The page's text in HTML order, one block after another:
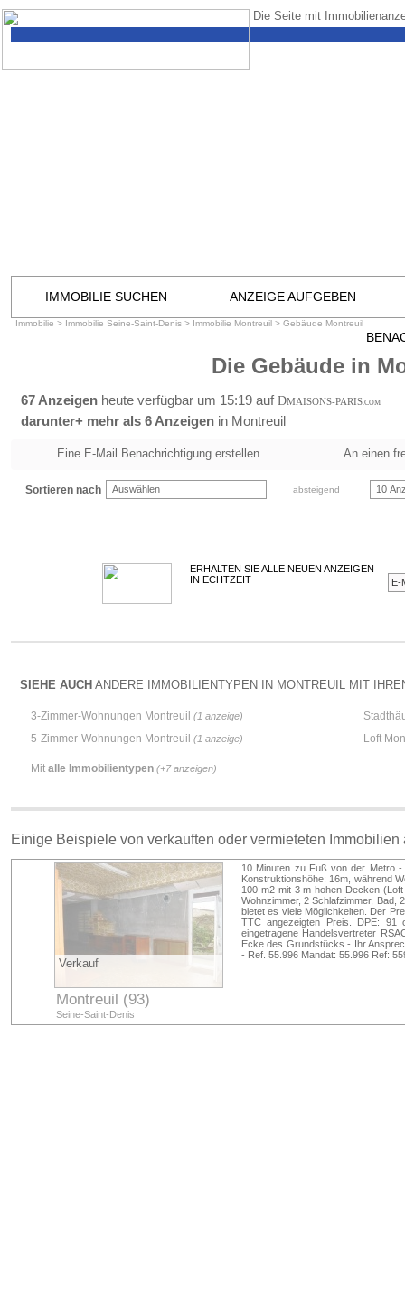
Die Seite mit
IMMOBILIE SUCHEN ANZEIGE AUFGEBEN
Immobilie > Immobilie Seine-Saint-Denis > Immobilie Montreuil > Gebäude Montreuil
Die Gebäude in
67 Anzeigen heute verfügbar um 15:19 auf DMAISONS-PARIS.COM
darunter+ mehr als 6 Anzeigen in Montreuil
Eine E-Mail Benachrichtigung erstellen An einen
Sortieren nach Auswählen absteigend 10
ERHALTEN SIE ALLE NEUEN ANZEIGEN
IN ECHTZEIT
SIEHE AUCH ANDERE IMMOBILIENTYPEN IN MONTREUIL MIT
3-Zimmer-Wohnungen Montreuil (1 anzeige)
5-Zimmer-Wohnungen Montreuil (1 anzeige)
Loft
Mit alle Immobilientypen (+7 anzeigen)
Einige Beispiele von verkauften oder vermieteten
Verkauf
Montreuil (93)
Seine-Saint-Denis
10 Minuten zu Fuß von der Metro
Konstruktionshöhe: 16m, während
100 m2 mit 3 m hohen Decken
Wohnzimmer, 2 Schlafzimmer, Bad,
bietet es viele Möglichkeiten. Der
TTC angezeigten Preis. DPE: 91
eingetragene Handelsvertreter
Ecke des Grundstücks - Ihr
- Ref. 55.996 Mandat: 55.996 Ref: